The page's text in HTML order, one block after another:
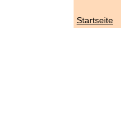
Startseite